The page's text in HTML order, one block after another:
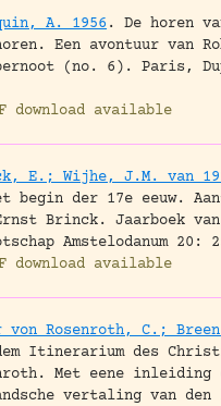
A. 1956 .
De horen
Een avontuur van
(no. 6).
Paris,
download available
E.; Wijhe, J.M. van
begin der 17e eeuw.
Brinck.
Jaarboek
Amstelodanum 20:
download available
von Rosenroth, C.;
Itinerarium des
Met eene inleiding
vertaling van